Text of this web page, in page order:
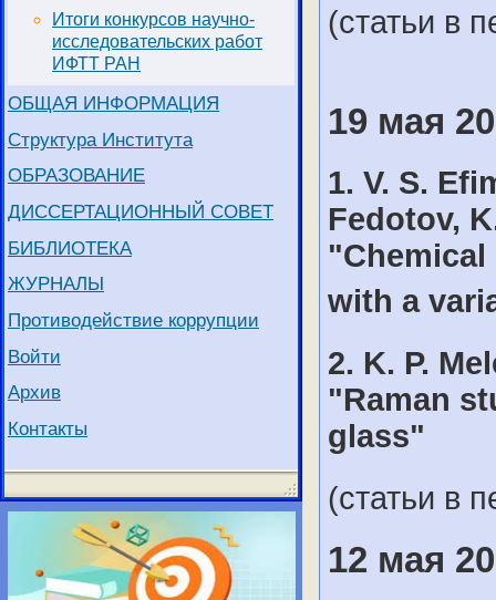
Итоги конкурсов научно-
исследовательских работ
ИФТТ РАН
ОБЩАЯ ИНФОРМАЦИЯ
Структура Института
ОБРАЗОВАНИЕ
ДИССЕРТАЦИОННЫЙ СОВЕТ
БИБЛИОТЕКА
ЖУРНАЛЫ
Противодействие коррупции
Войти
Архив
Контакты
(статьи в
19 мая
1. V. S.
Fedotov,
"Chemical
with a
2. K. P.
"Raman
glass"
(статьи в
12 мая